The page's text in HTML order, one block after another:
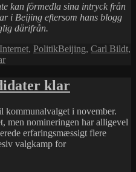
kan förmedla sina intryck från
i Beijing eftersom hans blogg
därifrån.
Internet, PolitikTags
Beijing, Carl Bildt,
til
sarkastiske
kommentarklar
kommunalvalget i november.
men nomineringen har alligevel
erfaringsmæssigt flere
valgkamp for